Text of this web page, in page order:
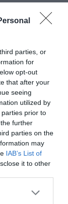
parties, or
for
opt-out
that after your
seeing
utilized by
prior to
further
parties on the
may
IAB’s List of
it to other